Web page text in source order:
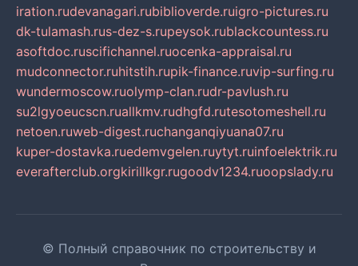
iration.rudevanagari.rubiblioverde.ruigro-pictures.ru
dk-tulamash.rus-dez-s.rupeysok.rublackcountess.ru
asoftdoc.ruscifichannel.ruocenka-appraisal.ru
mudconnector.ruhitstih.rupik-finance.ruvip-surfing.ru
wundermoscow.ruolymp-clan.rudr-pavlush.ru
su2lgyoeucscn.ruallkmv.rudhgfd.rutesotomeshell.ru
netoen.ruweb-digest.ruchanganqiyuana07.ru
kuper-dostavka.ruedemvgelen.ruytyt.ruinfoelektrik.ru
everafterclub.orgkirillkgr.rugoodv1234.ruoopslady.ru
© Полный справочник по строительству и